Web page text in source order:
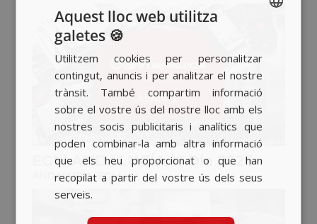
EGM ANDALUCÍA 1ª Ola 2026
ANDALUCÍA, EGM
BASQUE
ENGLISH
Aquest lloc web utilitza
galetes 🍪
Utilitzem cookies per personalitzar
contingut, anuncis i per analitzar el nostre
trànsit. També compartim informació
sobre el vostre ús del nostre lloc amb els
nostres socis publicitaris i analítics que
poden combinar-la amb altra informació
que els heu proporcionat o que han
recopilat a partir del vostre ús dels seus
serveis.